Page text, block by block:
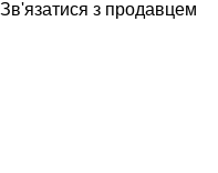
Зв'язатися з продавцем